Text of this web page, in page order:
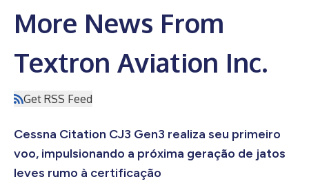
More News From
Textron Aviation Inc.
Get RSS Feed
Cessna Citation CJ3 Gen3 realiza seu primeiro
voo, impulsionando a próxima geração de jatos
leves rumo à certificação